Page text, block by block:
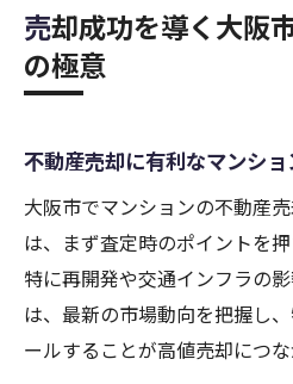
売却成功を導く大阪市マンション査定
の極意
不動産売却に有利なマンシ
大阪市でマンションの不動産
は、まず査定時のポイントを押
特に再開発や交通インフラの
は、最新の市場動向を把握し
ールすることが高値売却につな